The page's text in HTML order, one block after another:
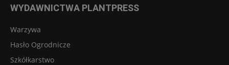
WYDAWNICTWA PLANTPRESS
Warzywa
Hasło Ogrodnicze
Szkółkarstwo